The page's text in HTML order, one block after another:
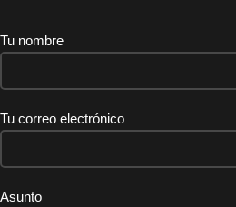
Tu nombre
Tu correo electrónico
Asunto